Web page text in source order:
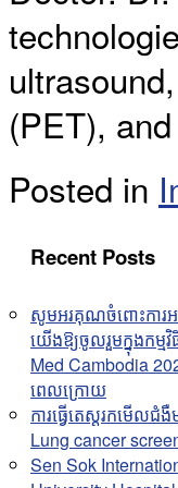
(PET),
Posted in
Recent Posts
សូមអរគុណចំពោះការ
យើងឱ្យចូលរួមក្នុងកម្ម
Med Cambodia
ពេលក្រោយ
ការធ្វើតេស្តរកមើល
Lung cancer
Sen Sok